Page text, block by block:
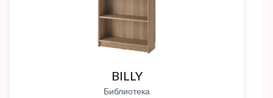
BILLY
Библиотека